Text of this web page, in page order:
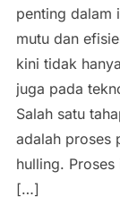
penting dalam
mutu dan
kini tidak
juga pada
Salah satu
adalah proses
hulling.
[…]